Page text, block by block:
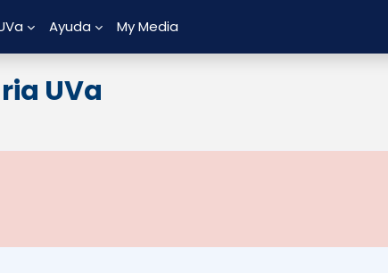
Ayuda My Media
UVa